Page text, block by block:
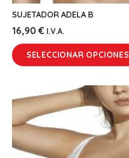
SUJETADOR ADELA B
16,90€ I.V.A.
SELECCIONAR OPCIONES